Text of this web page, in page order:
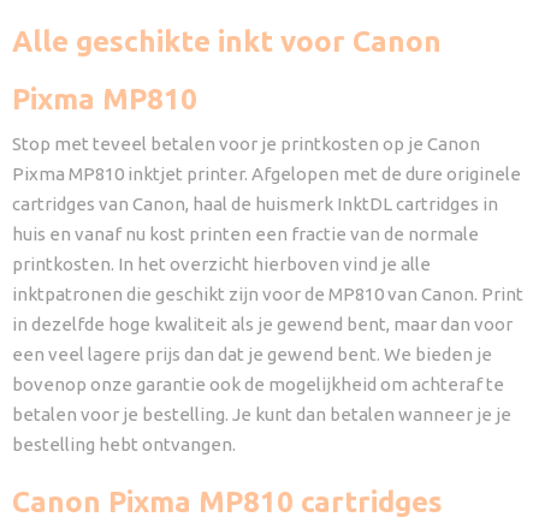
Alle geschikte inkt voor Canon
Pixma MP810
Stop met teveel betalen voor je printkosten op je Canon
Pixma MP810 inktjet printer. Afgelopen met de dure originele
cartridges van Canon, haal de huismerk InktDL cartridges in
huis en vanaf nu kost printen een fractie van de normale
printkosten. In het overzicht hierboven vind je alle
inktpatronen die geschikt zijn voor de MP810 van Canon. Print
in dezelfde hoge kwaliteit als je gewend bent, maar dan voor
een veel lagere prijs dan dat je gewend bent. We bieden je
bovenop onze garantie ook de mogelijkheid om achteraf te
betalen voor je bestelling. Je kunt dan betalen wanneer je je
bestelling hebt ontvangen.
Canon Pixma MP810 cartridges